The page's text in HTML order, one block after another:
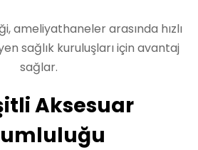
ameliyathaneler arasında hızlı
sağlık kuruluşları için avantaj
sağlar.
Aksesuar